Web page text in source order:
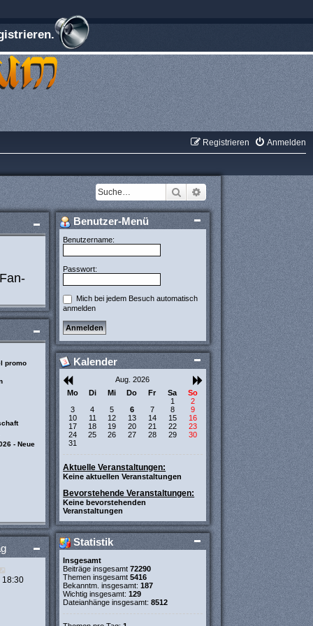
Anmelden
Registrieren
Suche Erweiterte Suche
promo
- Neue
e
18:30
Benutzer-Menü
Benutzername:
Passwort:
Mich bei jedem Besuch automatisch
anmelden
Kalender
Aug. 2026
Mo
Di Mi Do Fr Sa
So
1
2
3
4 5 6 7 8
9
10
11 12 13 14 15
16
17
18 19 20 21 22
23
24
25 26 27 28 29
30
31
Aktuelle Veranstaltungen:
Keine aktuellen Veranstaltungen
Bevorstehende Veranstaltungen:
Keine bevorstehenden
Veranstaltungen
Statistik
Insgesamt
Beiträge insgesamt72290
Themen insgesamt5416
Bekanntm. insgesamt:187
Wichtig insgesamt:129
Dateianhänge insgesamt:8512